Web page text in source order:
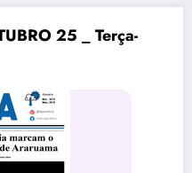
25 _ Terça-